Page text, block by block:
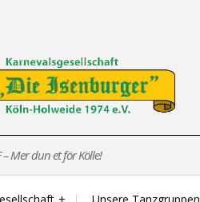
– Mer dun et för Kölle!
Unsere Tanzgruppen